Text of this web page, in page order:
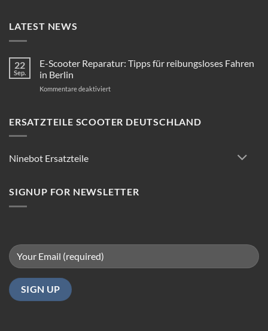
LATEST NEWS
22
Sep.
E-Scooter Reparatur: Tipps für reibungsloses Fahren
in Berlin
Kommentare deaktiviertfür
Reparatur:
ERSATZTEILE SCOOTER DEUTSCHLAND
Ninebot Ersatzteile
SIGNUP FOR NEWSLETTER